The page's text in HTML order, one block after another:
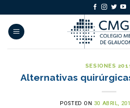
to
content
SESIONES
Alternativas
POSTED ON 30 ABRIL,